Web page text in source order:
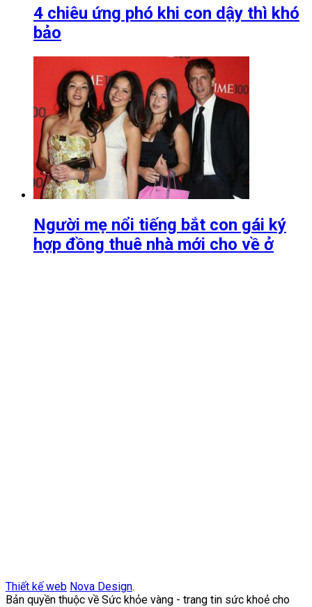
4 chiêu ứng phó khi con dậy thì khó
bảo
Người mẹ nổi tiếng bắt con gái ký
hợp đồng thuê nhà mới cho về ở
Thiết kế web Nova Design.
Bản quyền thuộc về Sức khỏe vàng - trang tin sức khoẻ cho